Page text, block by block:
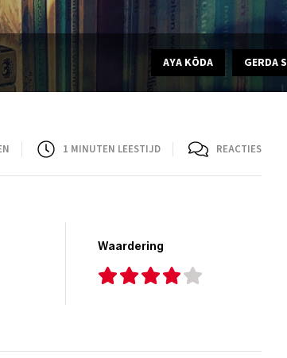
AYA KŌDA GERDA
1 MINUTEN LEESTIJD REACTIES
Waardering